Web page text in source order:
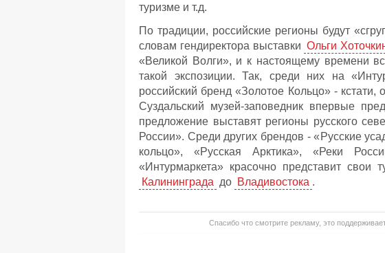
туризме и т.д.
По традиции, российские регионы будут
словам гендиректора выставки Ольги
«Великой Волги», и к настоящему времени
такой экспозиции. Так, среди них на
российский бренд «Золотое Кольцо» -
Суздальский музей-заповедник впервые
предложение выставят регионы русского
России». Среди других брендов - «Русские
кольцо», «Русская Арктика», «Реки
«Интурмаркета» красочно представит свои
Калининграда до Владивостока .
Спасибо что смотрите рекламу, это